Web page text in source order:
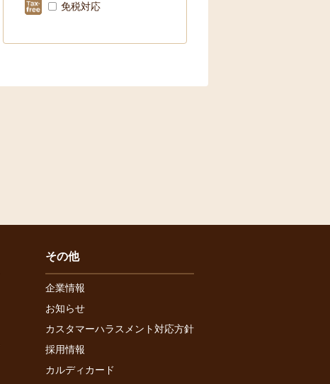
免税対応
その他
企業情報
お知らせ
カスタマーハラスメント対応方針
採用情報
カルディカード